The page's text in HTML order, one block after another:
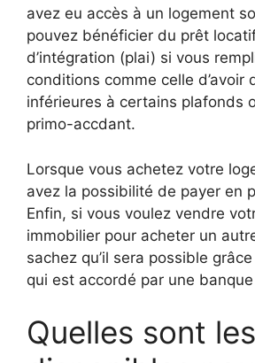
avez eu accès à un logement
pouvez bénéficier du prêt
d’intégration (plai) si vous
conditions comme celle d’avoir
inférieures à certains plafonds
primo-accdant.
Lorsque vous achetez votre
avez la possibilité de payer en
Enfin, si vous voulez vendre
immobilier pour acheter un
sachez qu’il sera possible
qui est accordé par une
Quelles sont